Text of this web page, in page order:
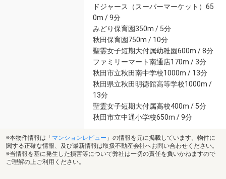
ドジャース（スーパーマーケット）65
0m / 9分
みどり保育園350m / 5分
秋田保育園750m / 10分
聖霊女子短期大付属幼稚園600m / 8分
ファミリーマート南通店170m / 3分
秋田市立秋田南中学校1000m / 13分
秋田県立秋田明徳館高等学校1000m /
13分
聖霊女子短期大付属高校400m / 5分
秋田市立中通小学校650m / 9分
※本物件情報は「 マンションレビュー 」の情報を元に掲載しています。物件に
関する正確な情報、及び最新情報は取扱不動産会社へお問い合わせください。
※当情報を基に発生した損害等について弊社は一切の責任を負いかねますので
ご理解の上ご利用ください。